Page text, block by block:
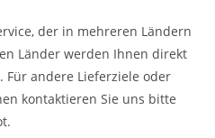
der in mehreren Ländern
Länder werden Ihnen direkt
Für andere Lieferziele oder
kontaktieren Sie uns bitte